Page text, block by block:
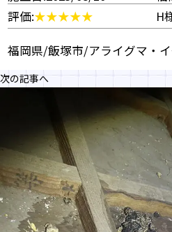
評価:
H
福岡県/飯塚市/アライグマ・
次の記事へ